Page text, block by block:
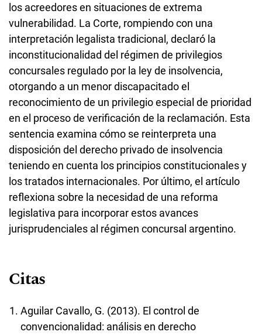
los acreedores en situaciones de extrema
vulnerabilidad. La Corte, rompiendo con una
interpretación legalista tradicional, declaró la
inconstitucionalidad del régimen de privilegios
concursales regulado por la ley de insolvencia,
otorgando a un menor discapacitado el
reconocimiento de un privilegio especial de prioridad
en el proceso de verificación de la reclamación. Esta
sentencia examina cómo se reinterpreta una
disposición del derecho privado de insolvencia
teniendo en cuenta los principios constitucionales y
los tratados internacionales. Por último, el artículo
reflexiona sobre la necesidad de una reforma
legislativa para incorporar estos avances
jurisprudenciales al régimen concursal argentino.
Citas
Aguilar Cavallo, G. (2013). El control de
convencionalidad: análisis en derecho